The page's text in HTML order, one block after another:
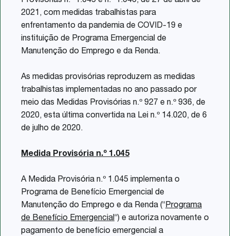
2021, com medidas trabalhistas para
enfrentamento da pandemia de COVID-19 e
instituição de Programa Emergencial de
Manutenção do Emprego e da Renda.
As medidas provisórias reproduzem as medidas
trabalhistas implementadas no ano passado por
meio das Medidas Provisórias n.º 927 e n.º 936, de
2020, esta última convertida na Lei n.º 14.020, de 6
de julho de 2020.
Medida Provisória n.º 1.045
A Medida Provisória n.º 1.045 implementa o
Programa de Benefício Emergencial de
Manutenção do Emprego e da Renda (“Programa
de Benefício Emergencial“) e autoriza novamente o
pagamento de benefício emergencial a